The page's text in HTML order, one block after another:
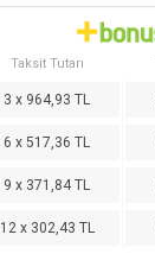
Taksit Tutarı
3 x 964,93 TL
6 x 517,36 TL
9 x 371,84 TL
12 x 302,43 TL